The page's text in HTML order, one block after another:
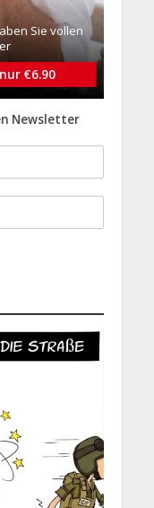
Sie vollen
€6.90
Newsletter